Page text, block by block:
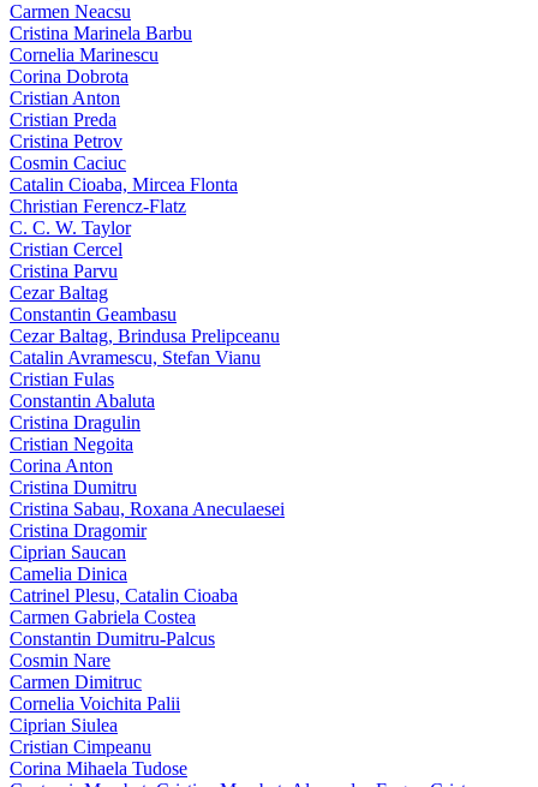
Carmen Neacsu
Cristina Marinela Barbu
Cornelia Marinescu
Corina Dobrota
Cristian Anton
Cristian Preda
Cristina Petrov
Cosmin Caciuc
Catalin Cioaba, Mircea Flonta
Christian Ferencz-Flatz
C. C. W. Taylor
Cristian Cercel
Cristina Parvu
Cezar Baltag
Constantin Geambasu
Cezar Baltag, Brindusa Prelipceanu
Catalin Avramescu, Stefan Vianu
Cristian Fulas
Constantin Abaluta
Cristina Dragulin
Cristian Negoita
Corina Anton
Cristina Dumitru
Cristina Sabau, Roxana Aneculaesei
Cristina Dragomir
Ciprian Saucan
Camelia Dinica
Catrinel Plesu, Catalin Cioaba
Carmen Gabriela Costea
Constantin Dumitru-Palcus
Cosmin Nare
Carmen Dimitruc
Cornelia Voichita Palii
Ciprian Siulea
Cristian Cimpeanu
Corina Mihaela Tudose